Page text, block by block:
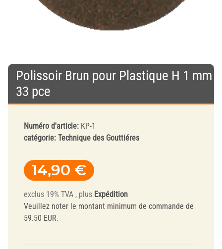
Polissoir Brun pour Plastique H 1 mm
33 pce
Numéro d'article: KP-1
catégorie: Technique des Gouttiéres
14,90 €
exclus 19% TVA , plus Expédition
Veuillez noter le montant minimum de commande de
59.50 EUR.